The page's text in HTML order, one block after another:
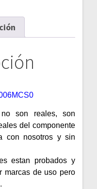
son reales, son
del componente
con nosotros y sin
estan probados y
marcas de uso pero